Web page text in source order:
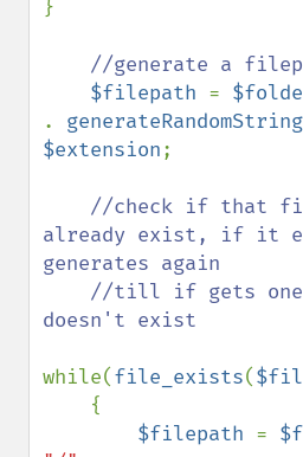
}
//generate a
$filepath =
. generateRandomString
$extension;
//check if that
already exist, if it
generates again
doesn't exist
while(file_exists(
$filepath =